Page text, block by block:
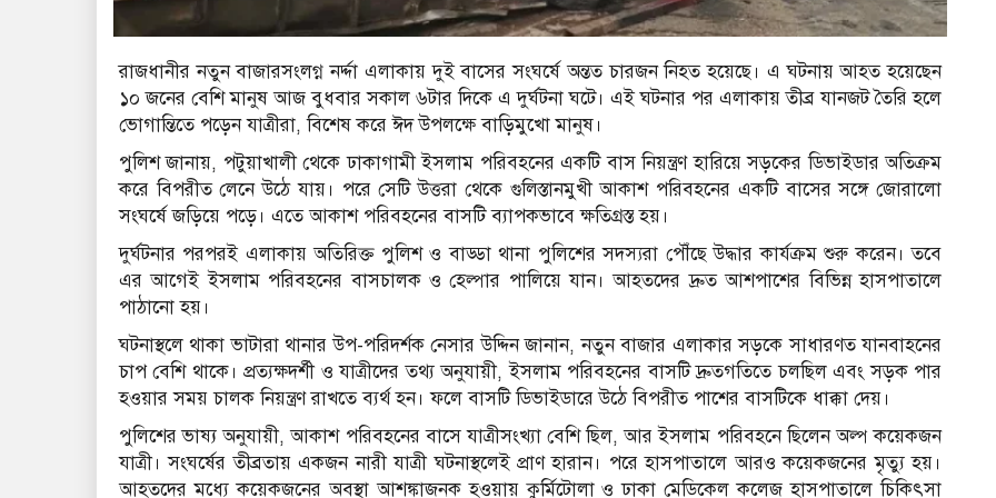
রাজধানীর নতুন বাজারসংলগ্ন নর্দ্দা এলাকায় দুই বাসের সংঘর্ষে অন্তত চারজন নিহত হয়েছে। এ ঘটনায় আহত হয়েছেন
১০ জনের বেশি মানুষ আজ বুধবার সকাল ৬টার দিকে এ দুর্ঘটনা ঘটে। এই ঘটনার পর এলাকায় তীব্র যানজট তৈরি হলে
ভোগান্তিতে পড়েন যাত্রীরা, বিশেষ করে ঈদ উপলক্ষে বাড়িমুখো মানুষ।
পুলিশ জানায়, পটুয়াখালী থেকে ঢাকাগামী ইসলাম পরিবহনের একটি বাস নিয়ন্ত্রণ হারিয়ে সড়কের ডিভাইডার অতিক্রম
করে বিপরীত লেনে উঠে যায়। পরে সেটি উত্তরা থেকে গুলিস্তানমুখী আকাশ পরিবহনের একটি বাসের সঙ্গে জোরালো
সংঘর্ষে জড়িয়ে পড়ে। এতে আকাশ পরিবহনের বাসটি ব্যাপকভাবে ক্ষতিগ্রস্ত হয়।
দুর্ঘটনার পরপরই এলাকায় অতিরিক্ত পুলিশ ও বাড্ডা থানা পুলিশের সদস্যরা পৌঁছে উদ্ধার কার্যক্রম শুরু করেন। তবে
এর আগেই ইসলাম পরিবহনের বাসচালক ও হেল্পার পালিয়ে যান। আহতদের দ্রুত আশপাশের বিভিন্ন হাসপাতালে
পাঠানো হয়।
ঘটনাস্থলে থাকা ভাটারা থানার উপ-পরিদর্শক নেসার উদ্দিন জানান, নতুন বাজার এলাকার সড়কে সাধারণত যানবাহনের
চাপ বেশি থাকে। প্রত্যক্ষদর্শী ও যাত্রীদের তথ্য অনুযায়ী, ইসলাম পরিবহনের বাসটি দ্রুতগতিতে চলছিল এবং সড়ক পার
হওয়ার সময় চালক নিয়ন্ত্রণ রাখতে ব্যর্থ হন। ফলে বাসটি ডিভাইডারে উঠে বিপরীত পাশের বাসটিকে ধাক্কা দেয়।
পুলিশের ভাষ্য অনুযায়ী, আকাশ পরিবহনের বাসে যাত্রীসংখ্যা বেশি ছিল, আর ইসলাম পরিবহনে ছিলেন অল্প কয়েকজন
যাত্রী। সংঘর্ষের তীব্রতায় একজন নারী যাত্রী ঘটনাস্থলেই প্রাণ হারান। পরে হাসপাতালে আরও কয়েকজনের মৃত্যু হয়।
আহতদের মধ্যে কয়েকজনের অবস্থা আশঙ্কাজনক হওয়ায় কুর্মিটোলা ও ঢাকা মেডিকেল কলেজ হাসপাতালে চিকিৎসা